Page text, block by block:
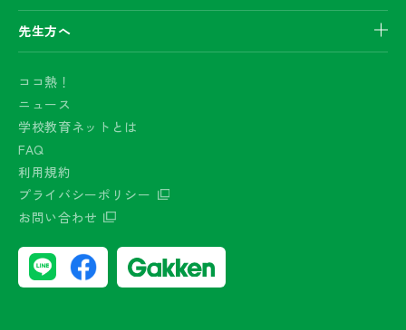
先生方へ
ココ熱！
ニュース
学校教育ネットとは
FAQ
利用規約
プライバシーポリシー
お問い合わせ